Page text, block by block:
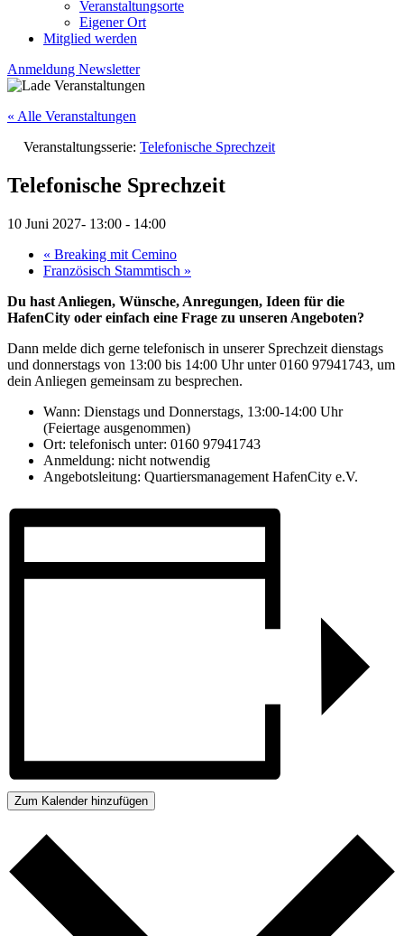
Veranstaltungsorte
Eigener Ort
Mitglied werden
Anmeldung Newsletter
« Alle Veranstaltungen
Veranstaltungsserie: Telefonische Sprechzeit
Telefonische Sprechzeit
10 Juni 2027- 13:00 - 14:00
« Breaking mit Cemino
Französisch Stammtisch »
Du hast Anliegen, Wünsche, Anregungen, Ideen für die
HafenCity oder einfach eine Frage zu unseren Angeboten?
Dann melde dich gerne telefonisch in unserer Sprechzeit dienstags
und donnerstags von 13:00 bis 14:00 Uhr unter 0160 97941743, um
dein Anliegen gemeinsam zu besprechen.
Wann: Dienstags und Donnerstags, 13:00-14:00 Uhr
(Feiertage ausgenommen)
Ort: telefonisch unter: 0160 97941743
Anmeldung: nicht notwendig
Angebotsleitung: Quartiersmanagement HafenCity e.V.
Zum Kalender hinzufügen